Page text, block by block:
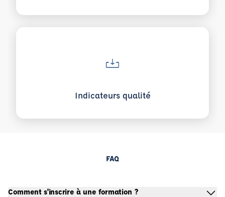
Indicateurs qualité
FAQ
Comment s'inscrire à une formation ?